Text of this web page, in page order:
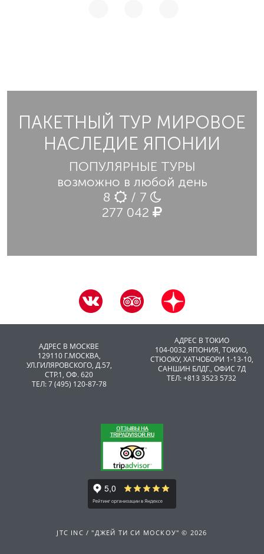
ПАКЕТНЫЙ ТУР МИРОВОЕ
НАСЛЕДИЕ ЯПОНИИ
ПОПУЛЯРНЫЕ ТУРЫ
возможно в любой день
8
/ 7
277 042
АДРЕС В МОСКВЕ
129110 Г.МОСКВА,
УЛ.ГИЛЯРОВСКОГО, Д.57,
СТР.1, ОФ. 620
ТЕЛ: 7 (495) 120-87-78
АДРЕС В ТОКИО
104-0032 ЯПОНИЯ, ТОКИО,
CТЮОКУ, ХАТЧОБОРИ 1-13-10,
САНШИН БЛДГ., ОФИС 7Д
ТЕЛ: +813 3523 5732
JTC INC / "ДЖЕЙ ТИ СИ МОСКОУ" © 2026